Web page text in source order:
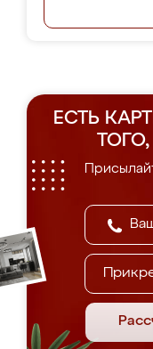
ЕСТЬ